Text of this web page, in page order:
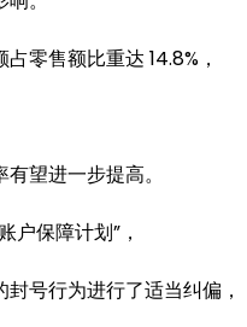
零售额比重达 14.8%，
望进一步提高。
户保障计划”，
号行为进行了适当纠偏，